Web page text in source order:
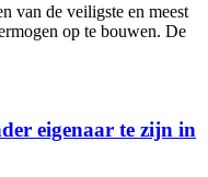
van de veiligste en meest
op te bouwen. De
eigenaar te zijn in